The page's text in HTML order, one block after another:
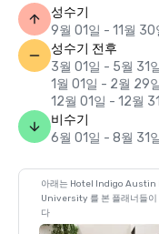
성수기
9월 01일 - 11월 30
성수기 전후
3월 01일 - 5월 31
1월 01일 - 2월 29
12월 01일 - 12월
비수기
6월 01일 - 8월 31
아래는 Hotel Indigo
University 를 본 플래너들이
다